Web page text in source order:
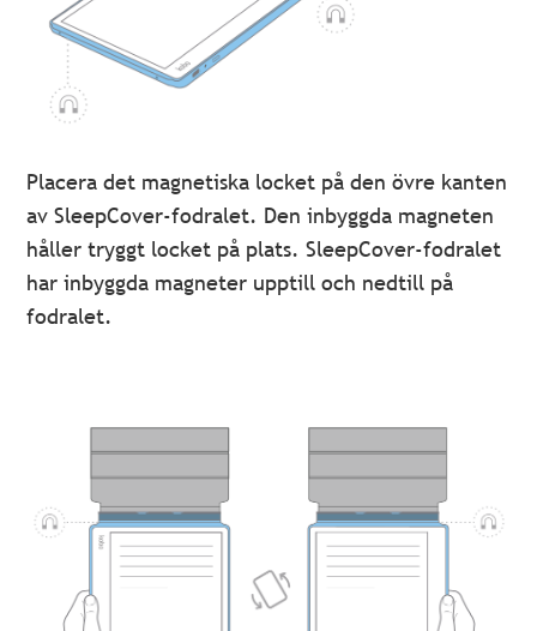
Placera det magnetiska locket på den övre kanten
av SleepCover-fodralet. Den inbyggda magneten
håller tryggt locket på plats. SleepCover-fodralet
har inbyggda magneter upptill och nedtill på
fodralet.